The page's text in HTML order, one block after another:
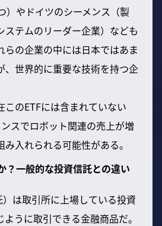
）やドイツのシーメンス（製
ステムのリーダー企業）なども
らの企業の中には日本ではあま
、世界的に重要な技術を持つ企
このETFには含まれていない
スでロボット関連の売上が増
入れられる可能性がある。
？一般的な投資信託との違い
は取引所に上場している投資
うに取引できる金融商品だ。